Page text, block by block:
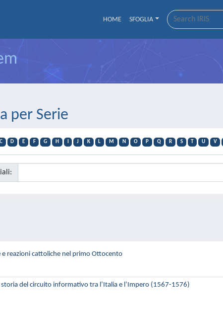
HOME SFOGLIA
per Serie
C D E F G H J K L M N O P Q R S T U V
e reazioni cattoliche nel primo Ottocento
del circuito informativo tra l’Italia e l’Impero (1567-1576)